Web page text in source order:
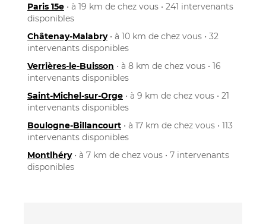
Paris 15e • à 19 km de chez vous • 241 intervenants
disponibles
Châtenay-Malabry• à 10 km de chez vous • 32
intervenants disponibles
Verrières-le-Buisson • à 8 km de chez vous • 16
intervenants disponibles
Saint-Michel-sur-Orge • à 9 km de chez vous • 21
intervenants disponibles
Boulogne-Billancourt • à 17 km de chez vous • 113
intervenants disponibles
Montlhéry• à 7 km de chez vous • 7 intervenants
disponibles